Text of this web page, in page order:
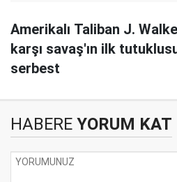
Amerikalı Taliban J.
karşı savaş'ın ilk
serbest
HABERE YORUM KAT